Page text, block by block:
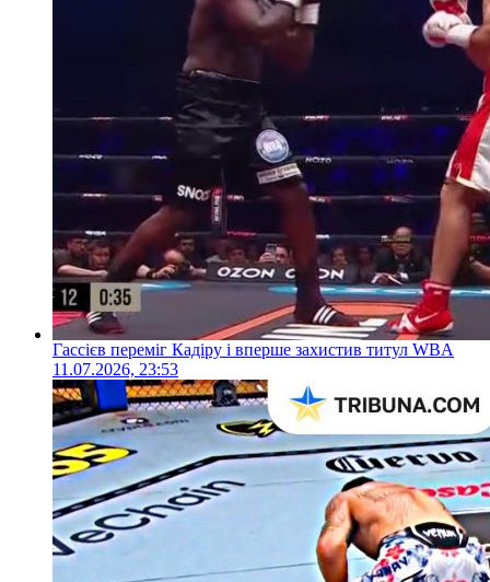
Гассієв переміг Кадіру і вперше захистив титул WBA
11.07.2026, 23:53